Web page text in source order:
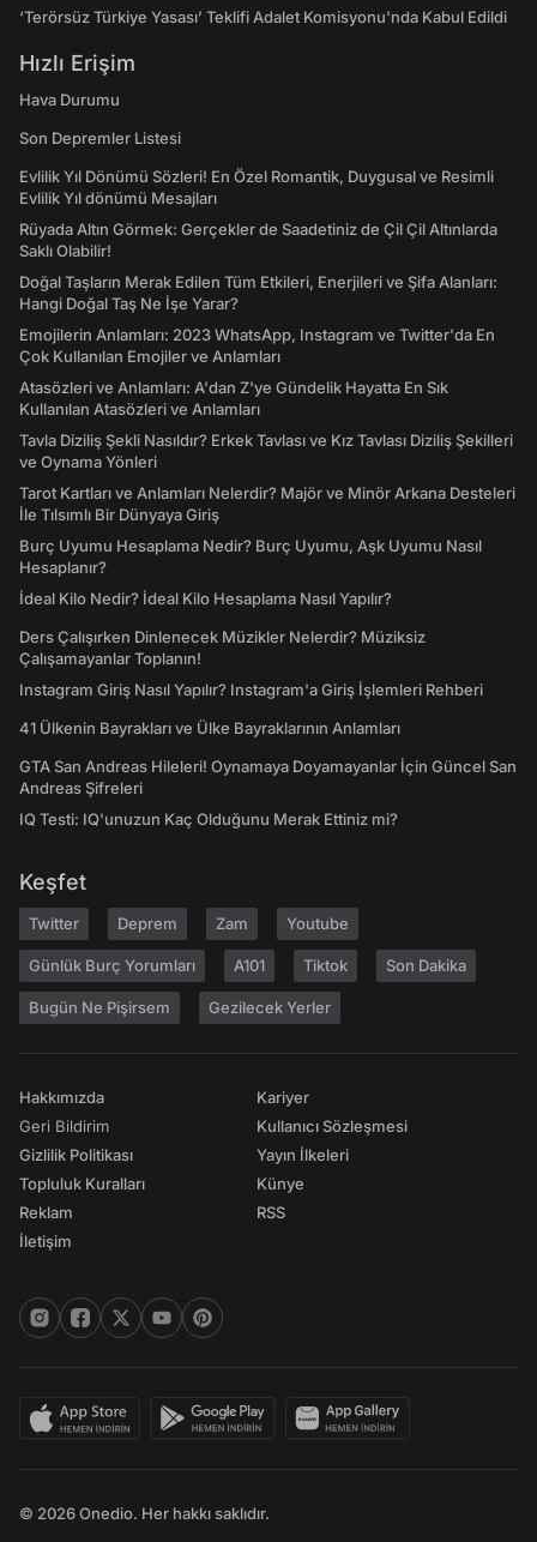
‘Terörsüz Türkiye Yasası’ Teklifi Adalet Komisyonu'nda Kabul Edildi
Hızlı Erişim
Hava Durumu
Son Depremler Listesi
Evlilik Yıl Dönümü Sözleri! En Özel Romantik, Duygusal ve Resimli
Evlilik Yıl dönümü Mesajları
Rüyada Altın Görmek: Gerçekler de Saadetiniz de Çil Çil Altınlarda
Saklı Olabilir!
Doğal Taşların Merak Edilen Tüm Etkileri, Enerjileri ve Şifa Alanları:
Hangi Doğal Taş Ne İşe Yarar?
Emojilerin Anlamları: 2023 WhatsApp, Instagram ve Twitter'da En
Çok Kullanılan Emojiler ve Anlamları
Atasözleri ve Anlamları: A'dan Z'ye Gündelik Hayatta En Sık
Kullanılan Atasözleri ve Anlamları
Tavla Diziliş Şekli Nasıldır? Erkek Tavlası ve Kız Tavlası Diziliş Şekilleri
ve Oynama Yönleri
Tarot Kartları ve Anlamları Nelerdir? Majör ve Minör Arkana Desteleri
İle Tılsımlı Bir Dünyaya Giriş
Burç Uyumu Hesaplama Nedir? Burç Uyumu, Aşk Uyumu Nasıl
Hesaplanır?
İdeal Kilo Nedir? İdeal Kilo Hesaplama Nasıl Yapılır?
Ders Çalışırken Dinlenecek Müzikler Nelerdir? Müziksiz
Çalışamayanlar Toplanın!
Instagram Giriş Nasıl Yapılır? Instagram'a Giriş İşlemleri Rehberi
41 Ülkenin Bayrakları ve Ülke Bayraklarının Anlamları
GTA San Andreas Hileleri! Oynamaya Doyamayanlar İçin Güncel San
Andreas Şifreleri
IQ Testi: IQ'unuzun Kaç Olduğunu Merak Ettiniz mi?
Keşfet
Twitter Deprem Zam Youtube
Günlük Burç Yorumları A101 Tiktok Son Dakika
Bugün Ne Pişirsem Gezilecek Yerler
Hakkımızda
Geri Bildirim
Gizlilik Politikası
Topluluk Kuralları
Reklam
İletişim
Kariyer
Kullanıcı Sözleşmesi
Yayın İlkeleri
Künye
RSS
© 2026 Onedio. Her hakkı saklıdır.